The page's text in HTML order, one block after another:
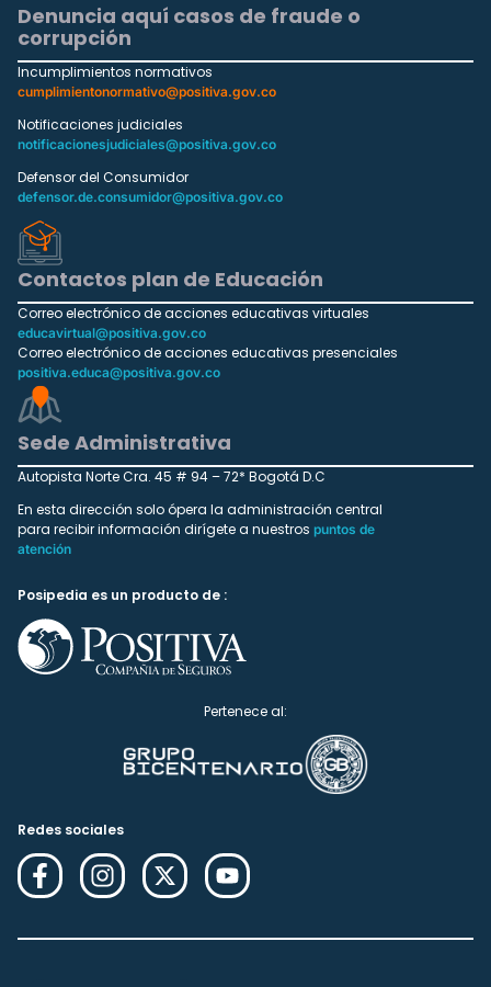
Denuncia aquí casos de fraude o
corrupción
Incumplimientos normativos
cumplimientonormativo@positiva.gov.co
Notificaciones judiciales
notificacionesjudiciales@positiva.gov.co
Defensor del Consumidor
defensor.de.consumidor@positiva.gov.co
Contactos plan de Educación
Correo electrónico de acciones educativas virtuales
educavirtual@positiva.gov.co
Correo electrónico de acciones educativas presenciales
positiva.educa@positiva.gov.co
Sede Administrativa
Autopista Norte Cra. 45 # 94 – 72* Bogotá D.C
En esta dirección solo ópera la administración central
para recibir información dirígete a nuestros puntos de
atención
Posipedia es un producto de :
Pertenece al:
Redes sociales